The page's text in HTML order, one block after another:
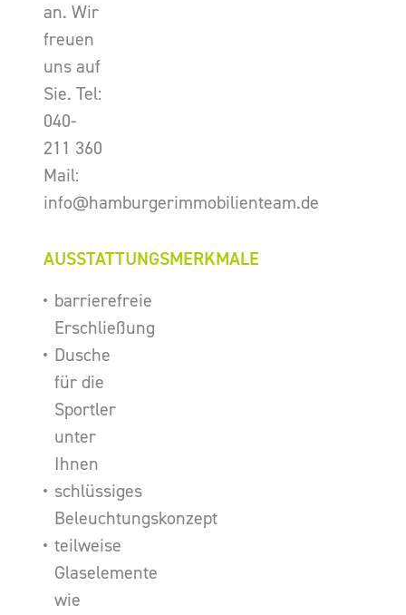
an. Wir
freuen
uns auf
Sie. Tel:
040-
211 360
Mail:
info@hamburgerimmobilienteam.de
AUSSTATTUNGSMERKMALE
barrierefreie
Erschließung
Dusche
für die
Sportler
unter
Ihnen
schlüssiges
Beleuchtungskonzept
teilweise
Glaselemente
wie